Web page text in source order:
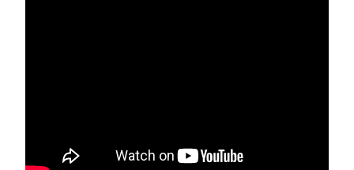
rapport d’ADL contre
FRANCE ISRAÉL